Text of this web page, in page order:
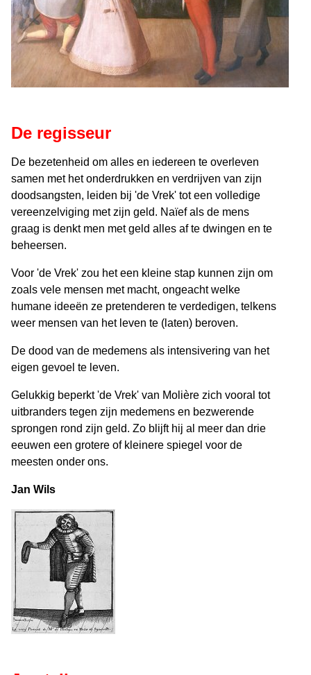
De regisseur
De bezetenheid om alles en iedereen te overleven
samen met het onderdrukken en verdrijven van zijn
doodsangsten, leiden bij 'de Vrek' tot een volledige
vereenzelviging met zijn geld. Naïef als de mens
graag is denkt men met geld alles af te dwingen en te
beheersen.
Voor 'de Vrek' zou het een kleine stap kunnen zijn om
zoals vele mensen met macht, ongeacht welke
humane ideeën ze pretenderen te verdedigen, telkens
weer mensen van het leven te (laten) beroven.
De dood van de medemens als intensivering van het
eigen gevoel te leven.
Gelukkig beperkt 'de Vrek' van Molière zich vooral tot
uitbranders tegen zijn medemens en bezwerende
sprongen rond zijn geld. Zo blijft hij al meer dan drie
eeuwen een grotere of kleinere spiegel voor de
meesten onder ons.
Jan Wils